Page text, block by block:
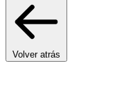
Volver atrás